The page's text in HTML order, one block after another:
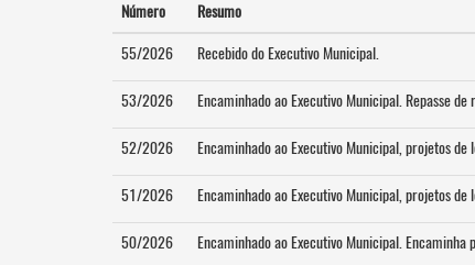
Número Resumo
55/2026
Recebido do Executivo Municipal.
53/2026 Encaminhado ao Executivo Municipal. Repasse
52/2026 Encaminhado ao Executivo Municipal, projetos
51/2026 Encaminhado ao Executivo Municipal, projetos
50/2026 Encaminhado ao Executivo Municipal.